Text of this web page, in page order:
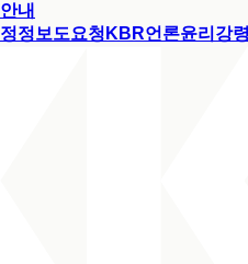
안내
정정보도요청 KBR언론윤리강령